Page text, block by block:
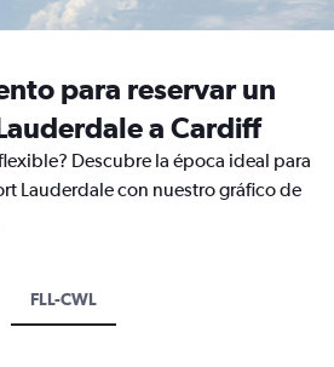
para reservar un
a Cardiff
Descubre la época ideal para
Lauderdale con nuestro gráfico de
FLL-CWL